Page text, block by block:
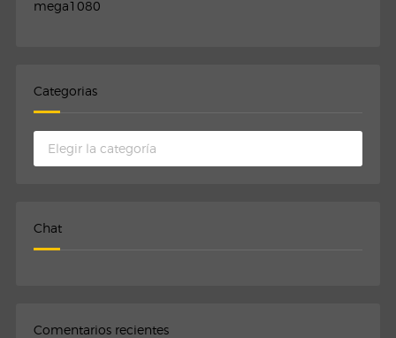
mega1080
Categorias
Categorias
Chat
Comentarios recientes